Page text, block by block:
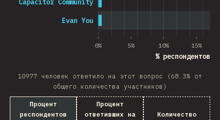
0% 5% 10% 15%
% респондентов
Evan You
Capacitor Community
10977 человек ответило на этот вопрос (68.3% от
общего количества участников)
Процент
респондентов
Процент
ответивших на
Количество